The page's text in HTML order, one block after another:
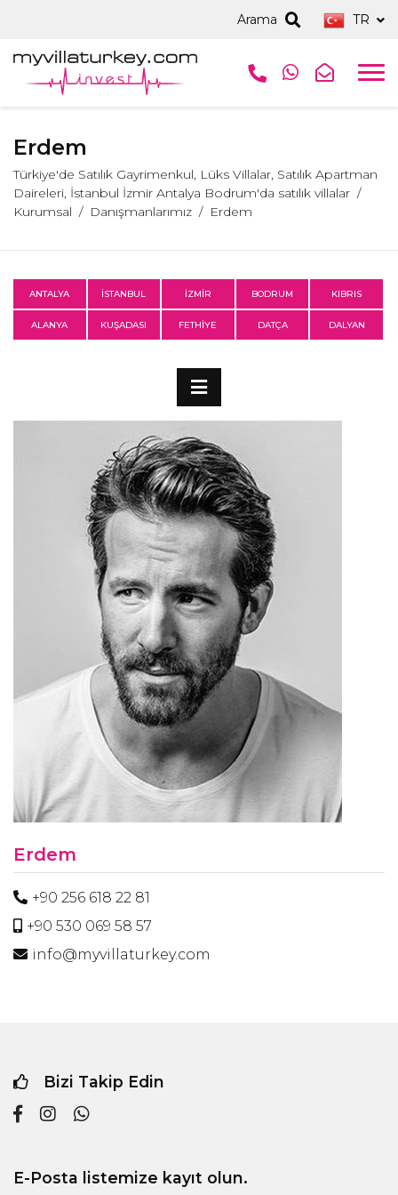
Arama TR
Erdem
Türkiye'de Satılık Gayrimenkul, Lüks Villalar, Satılık Apartman
Daireleri, İstanbul İzmir Antalya Bodrum'da satılık villalar
Kurumsal
Danışmanlarımız Erdem
ANTALYA İSTANBUL İZMİR BODRUM KIBRIS
ALANYA KUŞADASI FETHİYE DATÇA DALYAN
Erdem
+90 256 618 22 81
+90 530 069 58 57
info@myvillaturkey.com
Bizi Takip Edin
E-Posta listemize kayıt olun.